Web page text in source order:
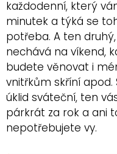
každodenní, který
minutek a týká se
potřeba. A ten
nechává na víkend,
budete věnovat i
vnitřkům skříní
úklid sváteční, ten
párkrát za rok a ani
nepotřebujete vy.